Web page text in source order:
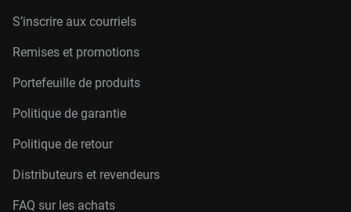
S’inscrire aux courriels
Remises et promotions
Portefeuille de produits
Politique de garantie
Politique de retour
Distributeurs et revendeurs
FAQ sur les achats